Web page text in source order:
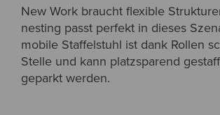
New Work braucht flexible
nesting passt perfekt in dieses
mobile Staffelstuhl ist dank Rollen
Stelle und kann platzsparend
geparkt werden.